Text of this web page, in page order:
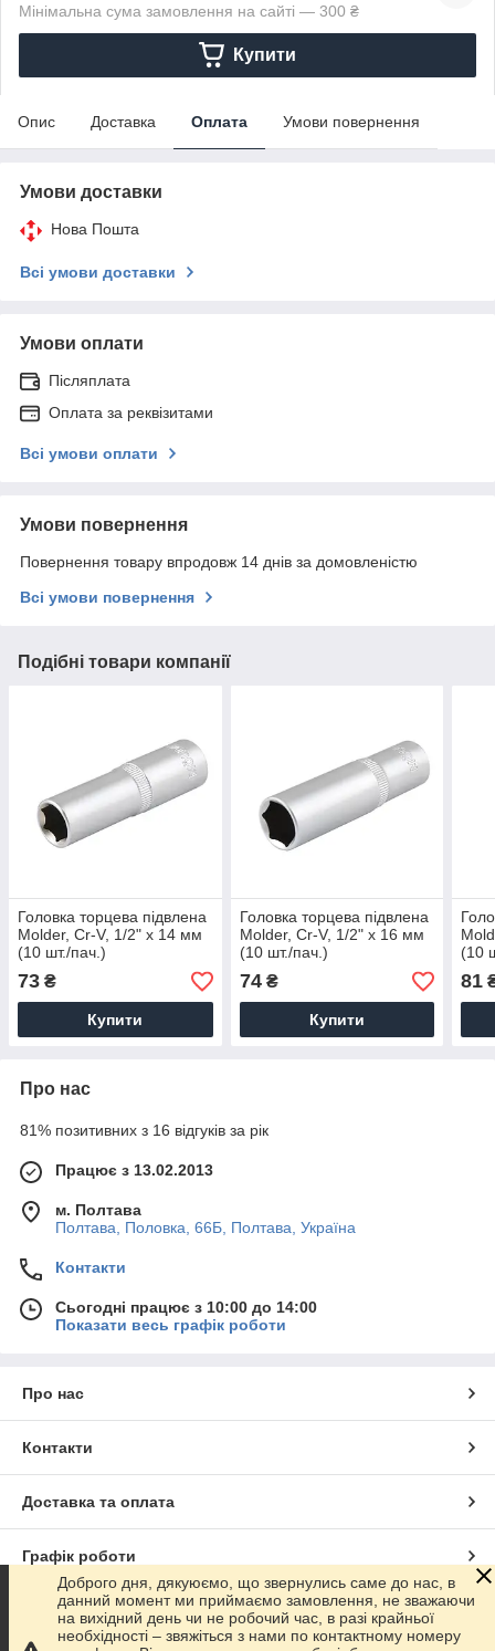
Мінімальна сума замовлення на сайті — 300 ₴
Купити
Опис Доставка Оплата Умови повернення
Умови доставки
Нова Пошта
Всі умови доставки
Умови оплати
Післяплата
Оплата за реквізитами
Всі умови оплати
Умови повернення
Повернення товару впродовж 14 днів за домовленістю
Всі умови повернення
Подібні товари компанії
Головка торцева підвлена
Molder, Cr-V, 1/2" x 14 мм
(10 шт./пач.)
73 ₴
Купити
Головка торцева підвлена
Molder, Cr-V, 1/2" x 16 мм
(10 шт./пач.)
74₴
Купити
(10
81
Про нас
81% позитивних з 16 відгуків за рік
Працює з 13.02.2013
м. Полтава
Полтава, Половка, 66Б, Полтава, Україна
Контакти
Сьогодні працює з 10:00 до 14:00
Показати весь графік роботи
Про нас
Контакти
Доставка та оплата
Графік роботи
Повна версія сайту
Доброго дня, дякуюємо, що звернулись саме до нас, в
данний момент ми приймаємо замовлення, не зважаючи
на вихідний день чи не робочий час, в разі крайньої
необхідності – звяжіться з нами по контактному номеру